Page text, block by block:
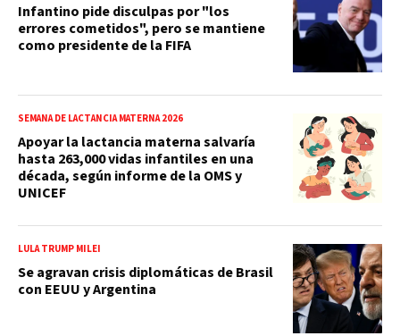
Infantino pide disculpas por "los
errores cometidos", pero se mantiene
como presidente de la FIFA
SEMANA DE LACTANCIA MATERNA 2026
Apoyar la lactancia materna salvaría
hasta 263,000 vidas infantiles en una
década, según informe de la OMS y
UNICEF
LULA TRUMP MILEI
Se agravan crisis diplomáticas de Brasil
con EEUU y Argentina